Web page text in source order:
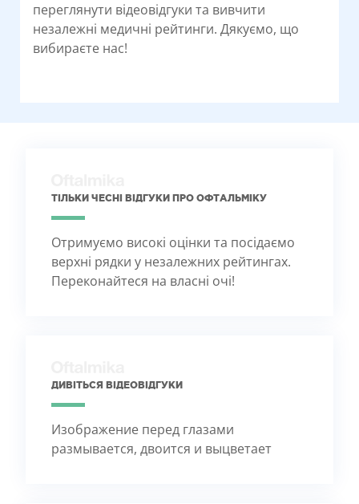
переглянути відеовідгуки та вивчити
незалежні медичні рейтинги. Дякуємо, що
вибираєте нас!
ТІЛЬКИ ЧЕСНІ ВІДГУКИ ПРО ОФТАЛЬМІКУ
Отримуємо високі оцінки та посідаємо
верхні рядки у незалежних рейтингах.
Переконайтеся на власні очі!
ДИВІТЬСЯ ВІДЕОВІДГУКИ
Изображение перед глазами
размывается, двоится и выцветает